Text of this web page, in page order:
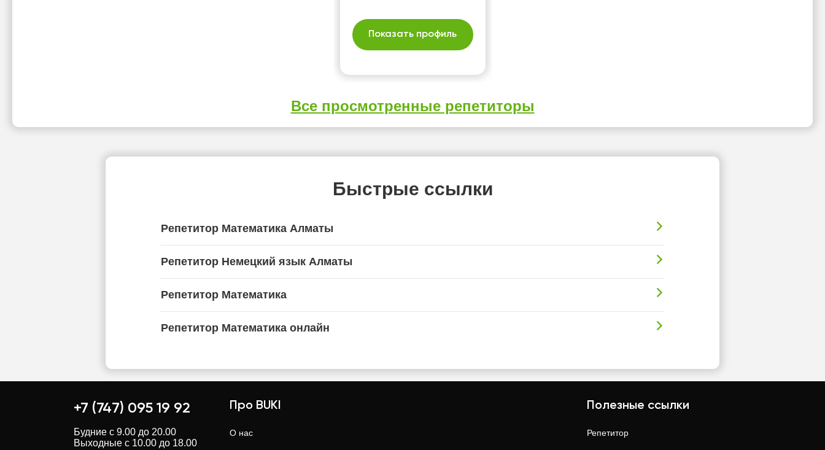
Показать профиль
Все просмотренные репетиторы
Быстрые ссылки
Репетитор Математика Алматы
Репетитор Немецкий язык Алматы
Репетитор Математика
Репетитор Математика онлайн
+7 (747) 095 19 92
Будние с 9.00 до 20.00
Выходные с 10.00 до 18.00
Про BUKI
О нас
Полезные ссылки
Репетитор